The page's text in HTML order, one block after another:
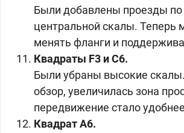
Были добавлены проезды
центральной скалы. Теперь
менять фланги и
Квадраты F3 и C6.
Были убраны высокие
обзор, увеличилась зона
передвижение стало
Квадрат А6.